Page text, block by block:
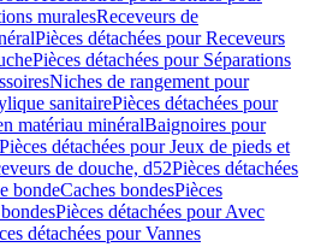
muralesReceveurs de
Pièces détachées pour Receveurs
Pièces détachées pour Séparations
Niches de rangement pour
sanitairePièces détachées pour
matériau minéralBaignoires pour
Pièces détachées pour Jeux de pieds et
de douche, d52Pièces détachées
bondeCaches bondesPièces
Pièces détachées pour Avec
détachées pour Vannes